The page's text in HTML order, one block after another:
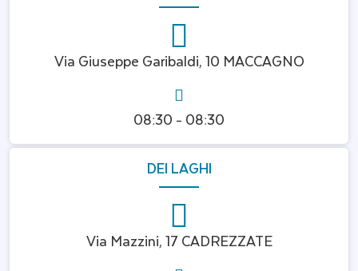
Via Giuseppe Garibaldi, 10 MACCAGNO
08:30 - 08:30
DEI LAGHI
Via Mazzini, 17 CADREZZATE